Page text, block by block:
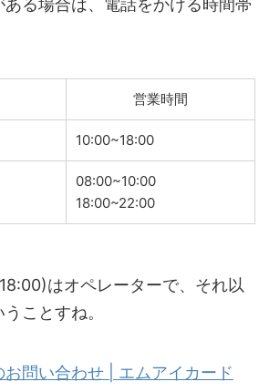
る場合は、電話をかける時間帯
営業時間
10:00~18:00
08:00~10:00
18:00~22:00
はオペレーターで、それ以
ことすね。
お問い合わせ | エムアイカード